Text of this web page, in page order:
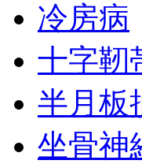
冷房病
十字靭
半月板
坐骨神